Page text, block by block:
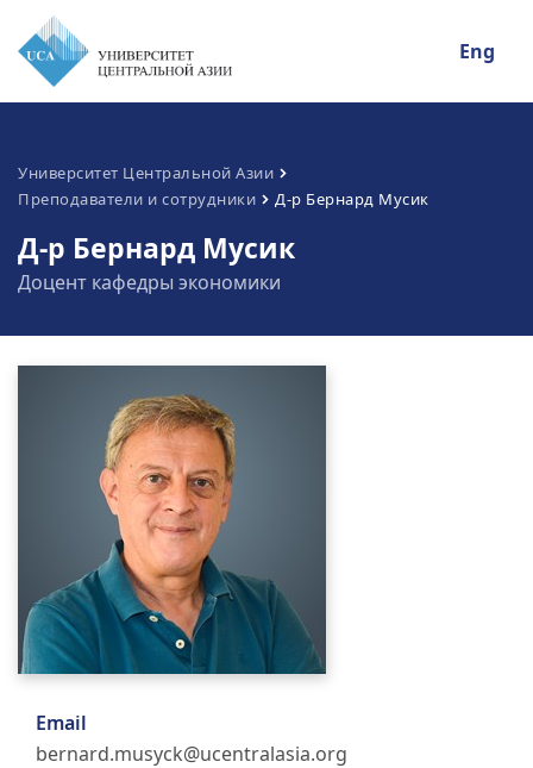
Eng
Университет Центральной Азии
Преподаватели и сотрудники
Д-р Бернард Мусик
Д-р Бернард Мусик
Доцент кафедры экономики
Email
bernard.musyck@ucentralasia.org